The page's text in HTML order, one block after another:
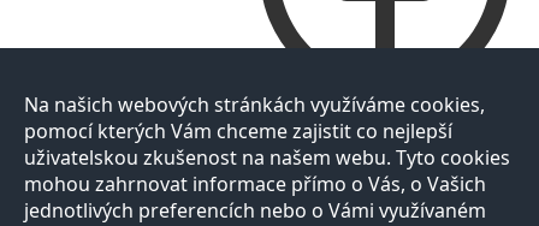
Na našich webových stránkách využíváme cookies,
pomocí kterých Vám chceme zajistit co nejlepší
uživatelskou zkušenost na našem webu. Tyto cookies
mohou zahrnovat informace přímo o Vás, o Vašich
jednotlivých preferencích nebo o Vámi využívaném